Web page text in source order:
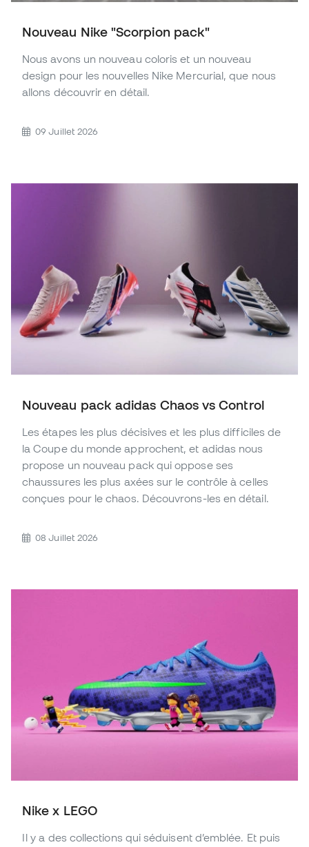
Nouveau Nike "Scorpion pack"
Nous avons un nouveau coloris et un nouveau
design pour les nouvelles Nike Mercurial, que nous
allons découvrir en détail.
09 Juillet 2026
Nouveau pack adidas Chaos vs Control
Les étapes les plus décisives et les plus difficiles de
la Coupe du monde approchent, et adidas nous
propose un nouveau pack qui oppose ses
chaussures les plus axées sur le contrôle à celles
conçues pour le chaos. Découvrons-les en détail.
08 Juillet 2026
Nike x LEGO
Il y a des collections qui séduisent d’emblée. Et puis